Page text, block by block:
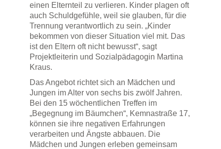
einen Elternteil zu verlieren. Kinder plagen oft
auch Schuldgefühle, weil sie glauben, für die
Trennung verantwortlich zu sein. „Kinder
bekommen von dieser Situation viel mit. Das
ist den Eltern oft nicht bewusst“, sagt
Projektleiterin und Sozialpädagogin Martina
Kraus.
Das Angebot richtet sich an Mädchen und
Jungen im Alter von sechs bis zwölf Jahren.
Bei den 15 wöchentlichen Treffen im
„Begegnung im Bäumchen“, Kemnastraße 17,
können sie ihre negativen Erfahrungen
verarbeiten und Ängste abbauen. Die
Mädchen und Jungen erleben gemeinsam